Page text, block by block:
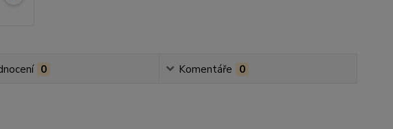
0 Komentáře 0